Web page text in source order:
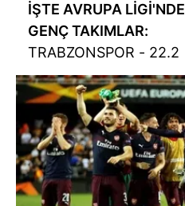
İŞTE AVRUPA LİGİ'NDE
GENÇ TAKIMLAR:
TRABZONSPOR - 22.2